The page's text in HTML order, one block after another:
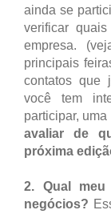
ainda se
verificar
empresa.
principais
contatos que
você tem
participar,
avaliar de
próxima
2. Qual
negócios?